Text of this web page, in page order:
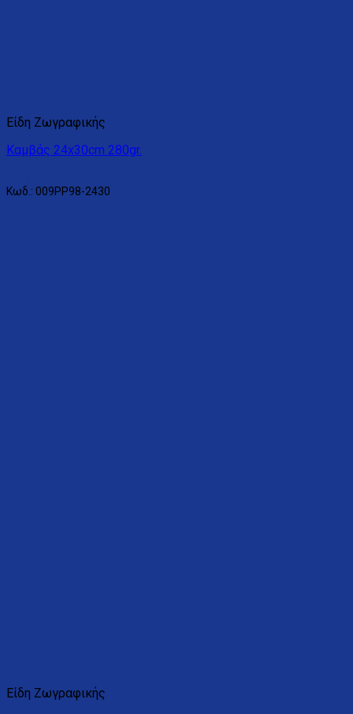
Είδη Ζωγραφικής
Καμβάς 24x30cm 280gr.
Κωδ.: 009PP98-2430
Είδη Ζωγραφικής